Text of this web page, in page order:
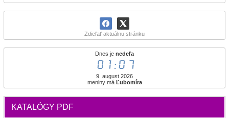
Zdieľať aktuálnu stránku
Dnes je nedeľa
01:07
9. august 2026
meniny má Ľubomíra
KATALÓGY PDF